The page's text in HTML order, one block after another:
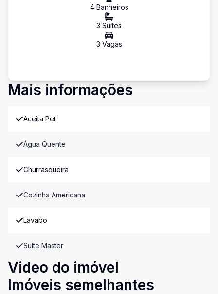
4Banheiros
3 Suítes
3 Vagas
Mais informações
Aceita Pet
Água Quente
Churrasqueira
Cozinha Americana
Lavabo
Suíte Master
Video do imóvel
Imóveis semelhantes